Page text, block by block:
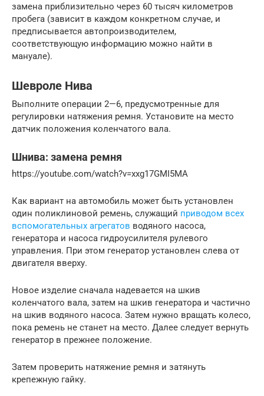
замена приблизительно через 60 тысяч километров
пробега (зависит в каждом конкретном случае, и
предписывается автопроизводителем,
соответствующую информацию можно найти в
мануале).
Шевроле Нива
Выполните операции 2—6, предусмотренные для
регулировки натяжения ремня. Установите на место
датчик положения коленчатого вала.
Шнива: замена ремня
https://youtube.com/watch?v=xxg17GMI5MA
Как вариант на автомобиль может быть установлен
один поликлиновой ремень, служащий приводом всех
вспомогательных агрегатов водяного насоса,
генератора и насоса гидроусилителя рулевого
управления. При этом генератор установлен слева от
двигателя вверху.
Новое изделие сначала надевается на шкив
коленчатого вала, затем на шкив генератора и частично
на шкив водяного насоса. Затем нужно вращать колесо,
пока ремень не станет на место. Далее следует вернуть
генератор в прежнее положение.
Затем проверить натяжение ремня и затянуть
крепежную гайку.